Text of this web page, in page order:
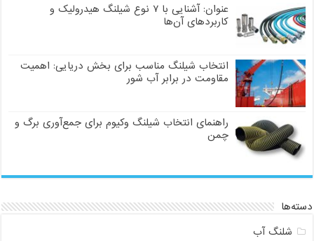
عنوان: آشنایی با ۷ نوع شیلنگ هیدرولیک و
کاربردهای آن‌ها
انتخاب شیلنگ مناسب برای بخش دریایی: اهمیت
مقاومت در برابر آب شور
راهنمای انتخاب شیلنگ وکیوم برای جمع‌آوری برگ و
چمن
دسته‌ها
شلنگ آب